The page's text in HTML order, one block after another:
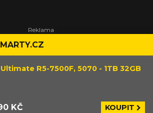
R5-7500F, 5070 - 1TB 32GB
KČ KOUPIT